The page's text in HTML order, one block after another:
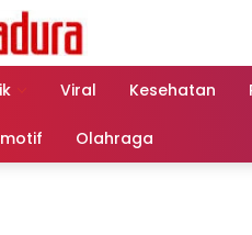
Viral Kesehatan
Olahraga